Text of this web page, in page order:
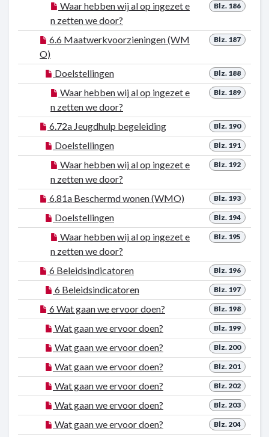
Blz. 186
Waar hebben wij al op ingezet e
n zetten we door?
Blz. 187
6.6 Maatwerkvoorzieningen (WM
O)
Blz. 188
Doelstellingen
Blz. 189
Waar hebben wij al op ingezet e
n zetten we door?
Blz. 190
6.72a Jeugdhulp begeleiding
Blz. 191
Doelstellingen
Blz. 192
Waar hebben wij al op ingezet e
n zetten we door?
Blz. 193
6.81a Beschermd wonen (WMO)
Blz. 194
Doelstellingen
Blz. 195
Waar hebben wij al op ingezet e
n zetten we door?
Blz. 196
6 Beleidsindicatoren
Blz. 197
6 Beleidsindicatoren
Blz. 198
6 Wat gaan we ervoor doen?
Blz. 199
Wat gaan we ervoor doen?
Blz. 200
Wat gaan we ervoor doen?
Blz. 201
Wat gaan we ervoor doen?
Blz. 202
Wat gaan we ervoor doen?
Blz. 203
Wat gaan we ervoor doen?
Blz. 204
Wat gaan we ervoor doen?